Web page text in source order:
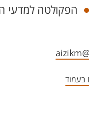
הפקולטה למדעי
הסגל
בעמוד